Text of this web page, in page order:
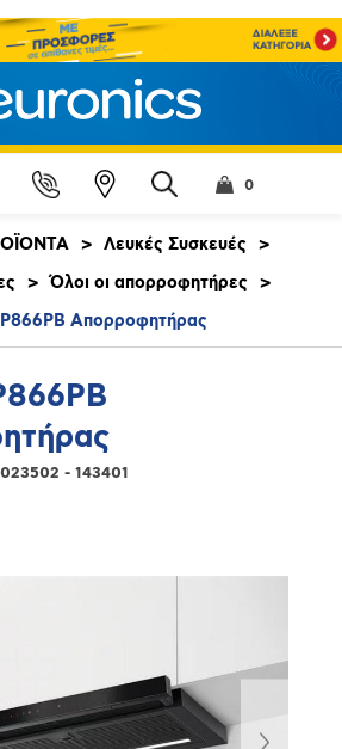
0
> Λευκές Συσκευές
>
> Όλοι οι απορροφητήρες
>
Απορροφητήρας
- 143401